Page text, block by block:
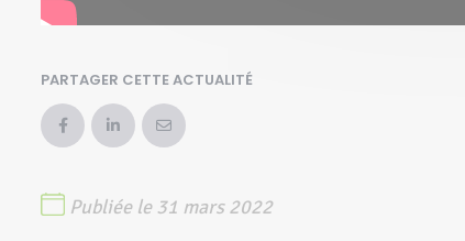
PARTAGER CETTE ACTUALITÉ
Publiée le 31 mars 2022